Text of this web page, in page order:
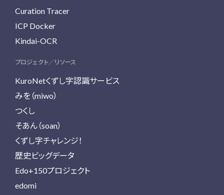
Curation Tracer
ICP Docker
Kindai-OCR
プロジェクト／リソース
KuroNetくずし字認識サービス
みを（miwo）
つくし
そあん（soan）
くずし字チャレンジ！
歴史ビッグデータ
Edo+150プロジェクト
edomi